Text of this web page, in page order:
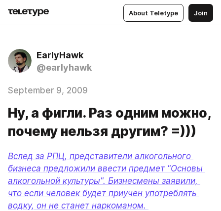
About Teletype Join
EarlyHawk
@earlyhawk
September 9, 2009
Ну, а фигли. Раз одним можно,
почему нельзя другим? =)))
Вслед за РПЦ, представители алкогольного
бизнеса предложили ввести предмет "Основы
алкогольной культуры". Бизнесмены заявили,
что если человек будет приучен употреблять
водку, он не станет наркоманом.